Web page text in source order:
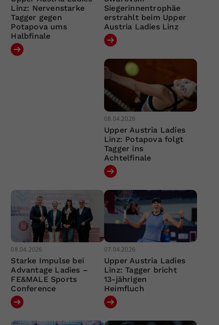
Linz: Nervenstarke
Tagger gegen
Potapova ums
Halbfinale
Siegerinnentrophäe
erstrahlt beim Upper
Austria Ladies Linz
08.04.2026
Upper Austria Ladies
Linz: Potapova folgt
Tagger ins
Achtelfinale
08.04.2026
Starke Impulse bei
Advantage Ladies –
FE&MALE Sports
Conference
07.04.2026
Upper Austria Ladies
Linz: Tagger bricht
13-jährigen
Heimfluch